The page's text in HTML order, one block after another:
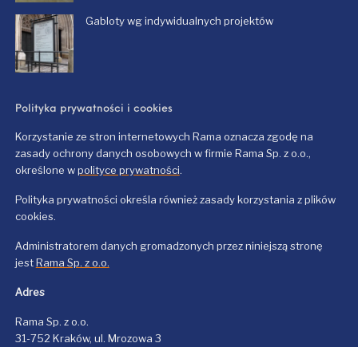
Gabloty wg indywidualnych projektów
Polityka prywatności i cookies
Korzystanie ze stron internetowych Rama oznacza zgodę na
zasady ochrony danych osobowych w firmie Rama Sp. z o.o.,
określone wpolityce prywatności.
Polityka prywatności określa również zasady korzystania z plików
cookies.
Administratorem danych gromadzonych przez niniejszą stronę
jestRama Sp. z o.o.
Adres
Rama Sp. z o.o.
31-752 Kraków, ul. Mrozowa 3